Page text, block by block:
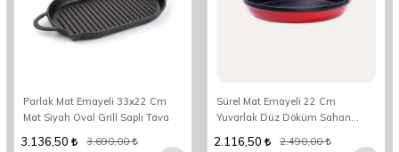
Parlak Mat Emayeli 33x22 Cm
Mat Siyah Oval Grill Saplı Tava
3.136,50 3.690,00
Sürel Mat Emayeli 22 Cm
Yuvarlak Düz Döküm Sahan
2.116,50 2.490,00